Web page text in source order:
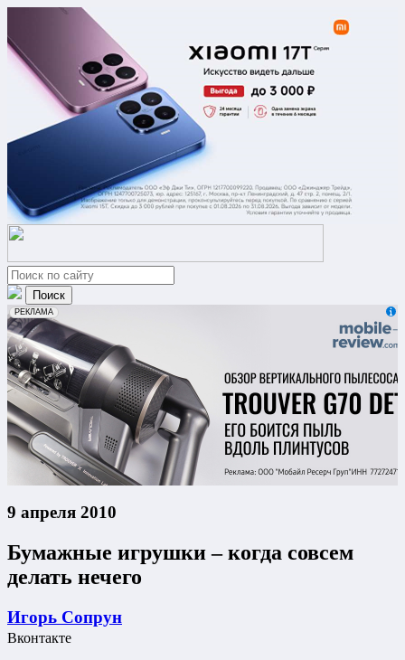
erid: 2VfnxxmNzs5
РЕКЛАМА
9 апреля 2010
Бумажные игрушки – когда совсем
делать нечего
Игорь Сопрун
Вконтакте